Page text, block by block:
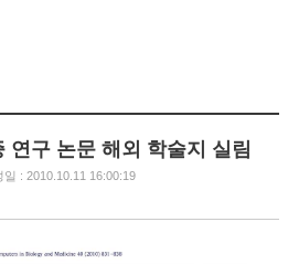
연구 논문 해외 학술지 실림
일 : 2010.10.11 16:00:19